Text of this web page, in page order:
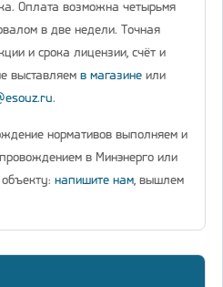
Оплата возможна четырьмя
в две недели. Точная
и срока лицензии, счёт и
выставляем в магазине или
.
нормативов выполняем и
в Минэнерго или
напишите нам, вышлем